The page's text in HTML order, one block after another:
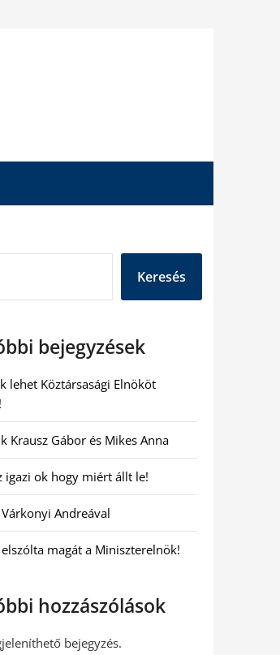
Keresés
bejegyzések
lehet Köztársasági Elnököt
Krausz Gábor és Mikes Anna
igazi ok hogy miért állt le!
Andreával
magát a Miniszterelnök!
hozzászólások
bejegyzés.